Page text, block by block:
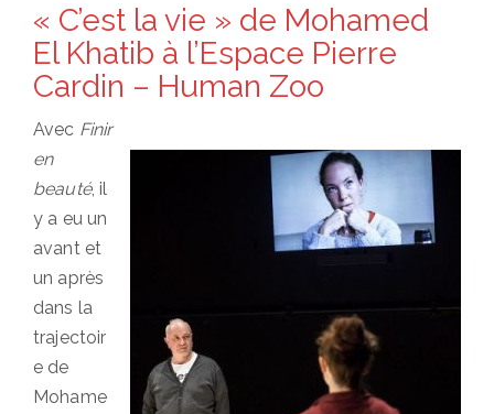
« C’est la vie » de Mohamed
El Khatib à l’Espace Pierre
Cardin – Human Zoo
Avec Finir
en
beauté, il
y a eu un
avant et
un après
dans la
trajectoir
e de
Mohame